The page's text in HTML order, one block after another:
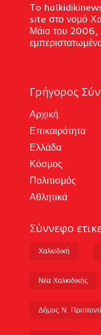
To
site στο νομό
Μάιο του 2006,
Γρήγορος
Αρχική
Επικαιρότητα
Ελλάδα
Κόσμος
Πολιτισμός
Αθλητικά
Σύννεφο
Χαλκιδική
Νέα Χαλκιδικής
Δήμος Ν.